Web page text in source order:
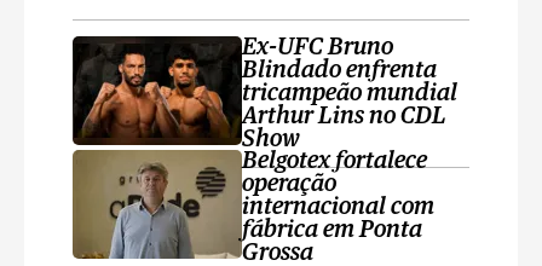
Ex-UFC Bruno
Blindado enfrenta
tricampeão mundial
Arthur Lins no CDL
Show
Belgotex fortalece
operação
internacional com
fábrica em Ponta
Grossa